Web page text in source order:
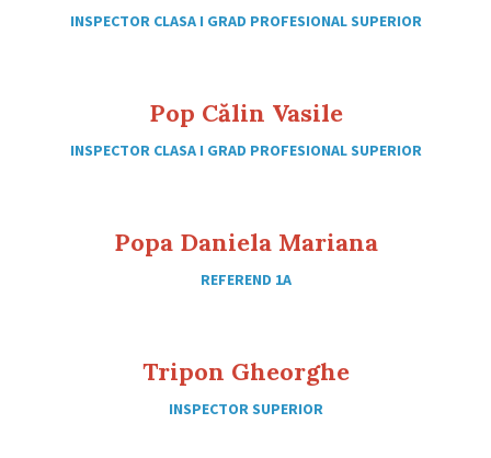
INSPECTOR CLASA I GRAD PROFESIONAL SUPERIOR
Pop Călin Vasile
INSPECTOR CLASA I GRAD PROFESIONAL SUPERIOR
Popa Daniela Mariana
REFEREND 1A
Tripon Gheorghe
INSPECTOR SUPERIOR